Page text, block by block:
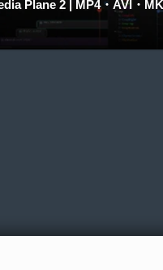
Plane 2 | MP4・AVI・
Manager | Unreal